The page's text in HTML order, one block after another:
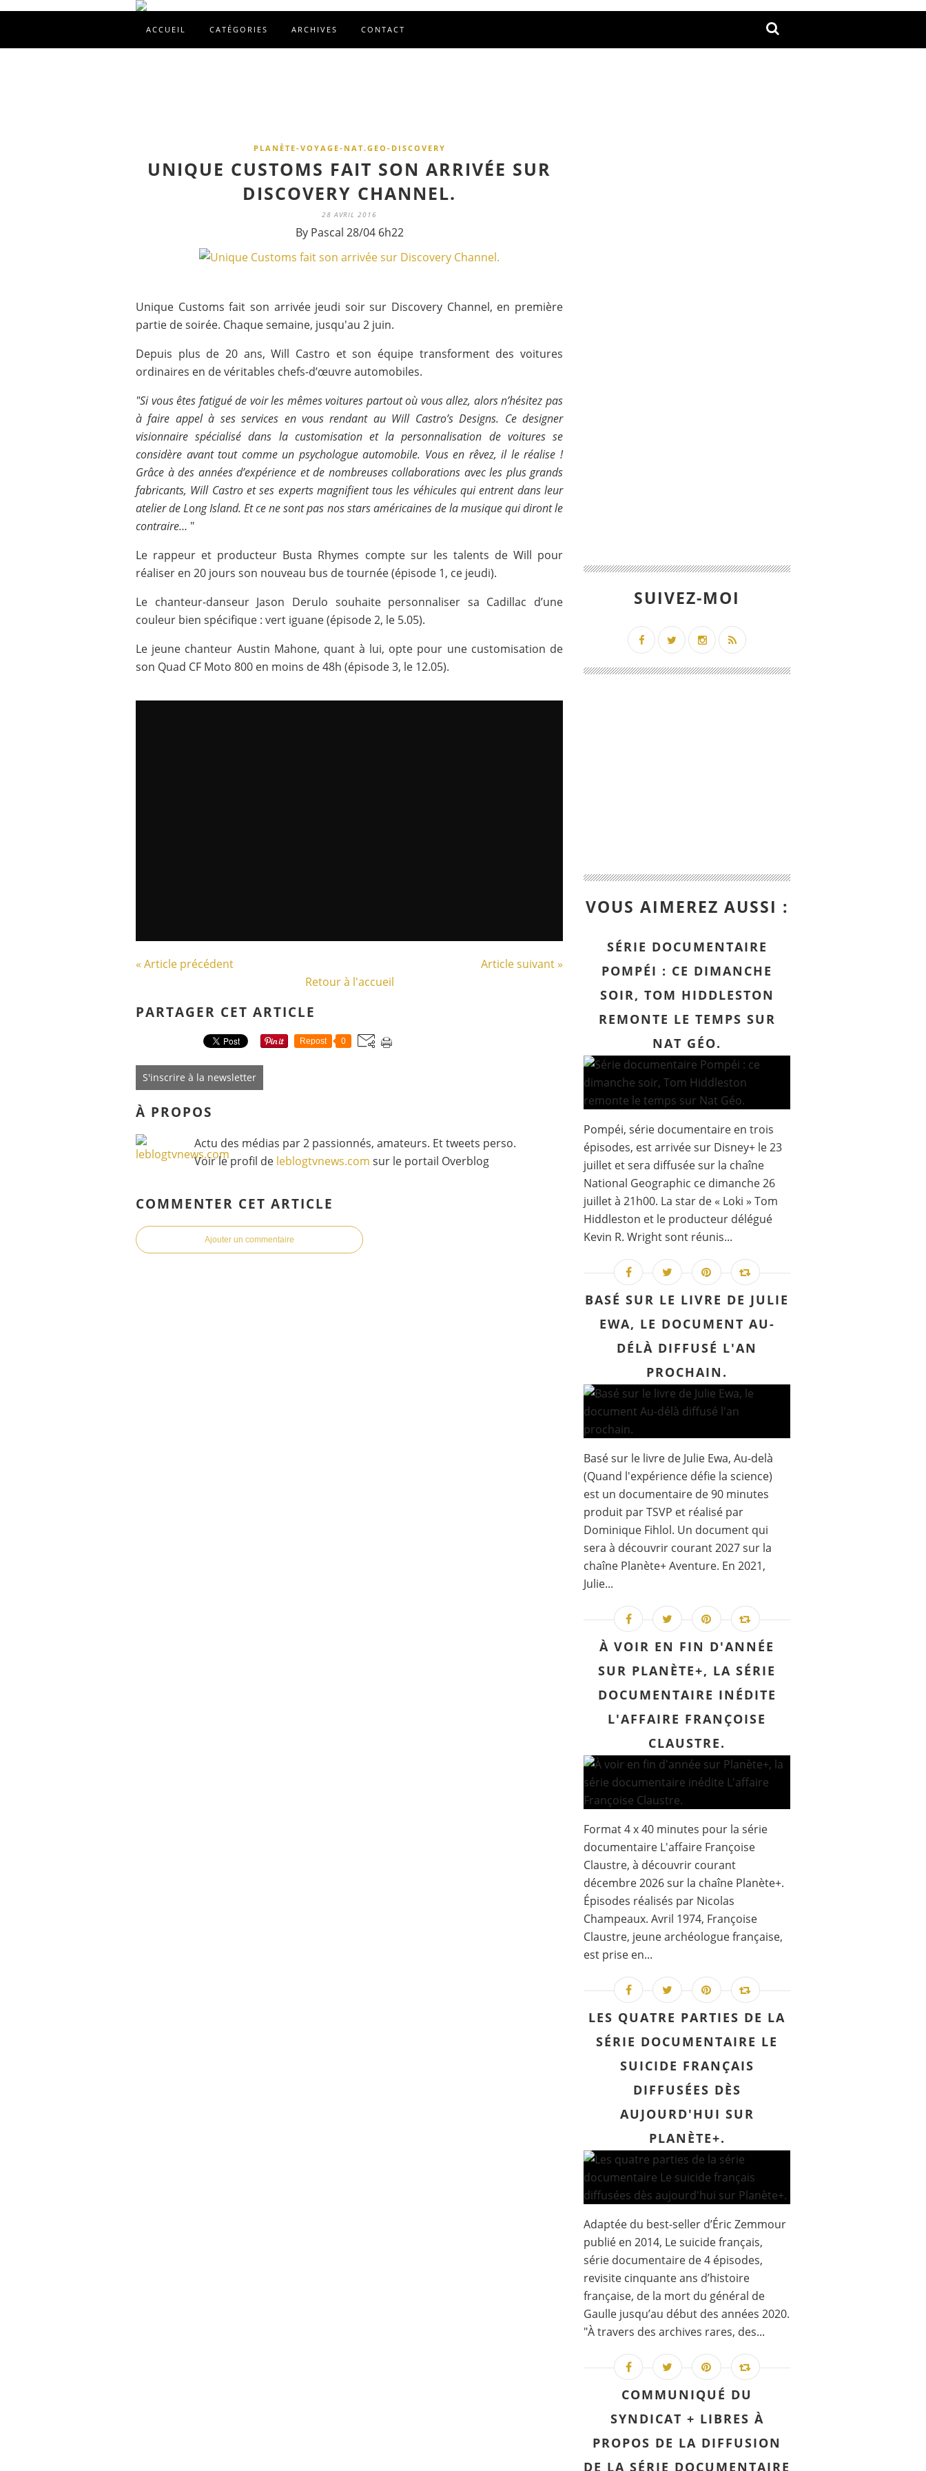
ACCUEIL CATÉGORIES ARCHIVES CONTACT
PLANÈTE-VOYAGE-NAT.GEO-DISCOVERY
UNIQUE CUSTOMS FAIT SON ARRIVÉE SUR
DISCOVERY CHANNEL.
28 AVRIL 2016
By Pascal 28/04 6h22
Unique Customs fait son arrivée jeudi soir sur Discovery Channel, en première
partie de soirée. Chaque semaine, jusqu'au 2 juin.
Depuis plus de 20 ans, Will Castro et son équipe transforment des voitures
ordinaires en de véritables chefs-d’œuvre automobiles.
"Si vous êtes fatigué de voir les mêmes voitures partout où vous allez, alors n’hésitez pas
à faire appel à ses services en vous rendant au Will Castro’s Designs. Ce designer
visionnaire spécialisé dans la customisation et la personnalisation de voitures se
considère avant tout comme un psychologue automobile. Vous en rêvez, il le réalise !
Grâce à des années d’expérience et de nombreuses collaborations avec les plus grands
fabricants, Will Castro et ses experts magnifient tous les véhicules qui entrent dans leur
atelier de Long Island. Et ce ne sont pas nos stars américaines de la musique qui diront le
contraire… "
Le rappeur et producteur Busta Rhymes compte sur les talents de Will pour
réaliser en 20 jours son nouveau bus de tournée (épisode 1, ce jeudi).
Le chanteur-danseur Jason Derulo souhaite personnaliser sa Cadillac d’une
couleur bien spécifique : vert iguane (épisode 2, le 5.05).
Le jeune chanteur Austin Mahone, quant à lui, opte pour une customisation de
son Quad CF Moto 800 en moins de 48h (épisode 3, le 12.05).
« Article précédent
Article suivant »
Retour à l'accueil
PARTAGER CET ARTICLE
Repost 0
S'inscrire à la newsletter
À PROPOS
Actu des médias par 2 passionnés, amateurs. Et tweets perso.
Voir le profil de leblogtvnews.com sur le portail Overblog
COMMENTER CET ARTICLE
Ajouter un commentaire
SUIVEZ-MOI
VOUS AIMEREZ AUSSI :
SÉRIE DOCUMENTAIRE
POMPÉI : CE DIMANCHE
SOIR, TOM HIDDLESTON
REMONTE LE TEMPS SUR
NAT GÉO.
Pompéi, série documentaire en trois
épisodes, est arrivée sur Disney+ le 23
juillet et sera diffusée sur la chaîne
National Geographic ce dimanche 26
juillet à 21h00. La star de « Loki » Tom
Hiddleston et le producteur délégué
Kevin R. Wright sont réunis...
BASÉ SUR LE LIVRE DE JULIE
EWA, LE DOCUMENT AU-
DÉLÀ DIFFUSÉ L'AN
PROCHAIN.
Basé sur le livre de Julie Ewa, Au-delà
(Quand l'expérience défie la science)
est un documentaire de 90 minutes
produit par TSVP et réalisé par
Dominique Fihlol. Un document qui
sera à découvrir courant 2027 sur la
chaîne Planète+ Aventure. En 2021,
Julie...
À VOIR EN FIN D'ANNÉE
SUR PLANÈTE+, LA SÉRIE
DOCUMENTAIRE INÉDITE
L'AFFAIRE FRANÇOISE
CLAUSTRE.
Format 4 x 40 minutes pour la série
documentaire L'affaire Françoise
Claustre, à découvrir courant
décembre 2026 sur la chaîne Planète+.
Épisodes réalisés par Nicolas
Champeaux. Avril 1974, Françoise
Claustre, jeune archéologue française,
est prise en...
LES QUATRE PARTIES DE LA
SÉRIE DOCUMENTAIRE LE
SUICIDE FRANÇAIS
DIFFUSÉES DÈS
AUJOURD'HUI SUR
PLANÈTE+.
Adaptée du best-seller d’Éric Zemmour
publié en 2014, Le suicide français,
série documentaire de 4 épisodes,
revisite cinquante ans d’histoire
française, de la mort du général de
Gaulle jusqu’au début des années 2020.
"À travers des archives rares, des...
COMMUNIQUÉ DU
SYNDICAT + LIBRES À
PROPOS DE LA DIFFUSION
DE LA SÉRIE DOCUMENTAIRE